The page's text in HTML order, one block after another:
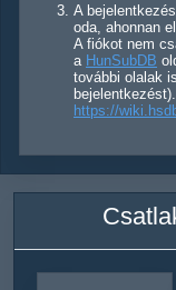
A
oda, ahonnan
A fiókot nem
a HunSubDB
további olalak
https://